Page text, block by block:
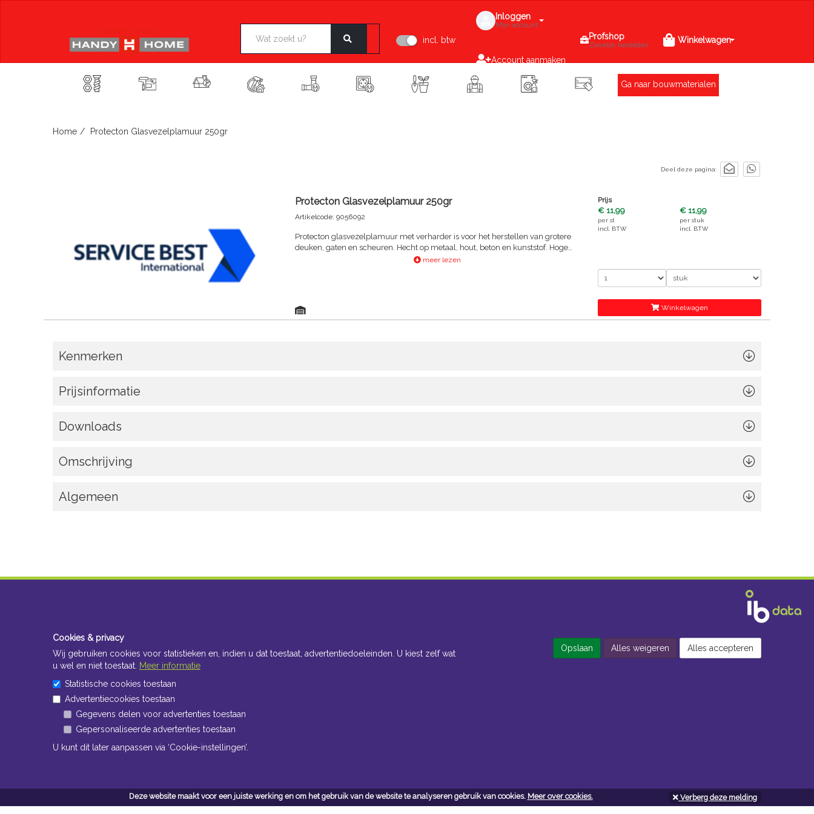
Deze website maakt voor een juiste werking en om het gebruik van de website te analyseren gebruik van cookies. Meer over cookies. Verberg deze melding
incl. btw
Inloggen
Mijn account
Account aanmaken
Profshop
Zakelijk bestellen Winkelwagen
Ga naar bouwmaterialen
Home Protecton Glasvezelplamuur 250gr
Deel deze pagina:
Protecton Glasvezelplamuur 250gr
Artikelcode: 9056092
Protecton glasvezelplamuur met verharder is voor het herstellen van grotere
deuken, gaten en scheuren. Hecht op metaal, hout, beton en kunststof. Hoge
vulkracht en slagvastheid en is bestand tegen chemicaliën en weersinvloeden.
meer lezen
Prijs
€ 11,99
per st
incl. BTW
€ 11,99
per stuk
incl. BTW
Winkelwagen
Kenmerken
Prijsinformatie
Downloads
Omschrijving
Algemeen
Contacteer ons Openingsuren toonzaal Openingsuren doe-het-zelf
Cookies & privacy
Wij gebruiken cookies voor statistieken en, indien u dat toestaat, advertentiedoeleinden. U kiest zelf wat
u wel en niet toestaat. Meer informatie
Statistische cookies toestaan
Advertentiecookies toestaan
Gegevens delen voor advertenties toestaan
Gepersonaliseerde advertenties toestaan
U kunt dit later aanpassen via ‘Cookie-instellingen’.
Opslaan Alles weigeren Alles accepteren